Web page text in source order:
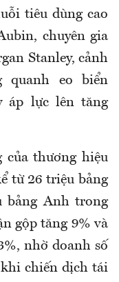
tiêu dùng cao
chuyên gia
Stanley, cảnh
quanh eo biển
áp lực lên tăng
của thương hiệu
từ 26 triệu bảng
bảng Anh trong
gộp tăng 9% và
nhờ doanh số
khi chiến dịch tái